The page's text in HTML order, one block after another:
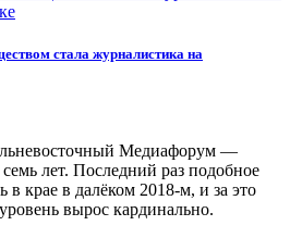
стала журналистика на
Медиафорум —
лет. Последний раз подобное
в крае в далёком 2018-м, и за это
вырос кардинально.